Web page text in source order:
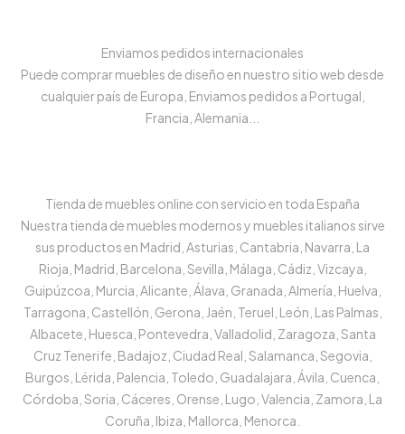
Enviamos pedidos internacionales
Puede comprar muebles de diseño en nuestro sitio web desde
cualquier país de Europa, Enviamos pedidos a Portugal,
Francia, Alemania...
Tienda de muebles online con servicio en toda España
Nuestra tienda de muebles modernos y muebles italianos sirve
sus productos en Madrid, Asturias, Cantabria, Navarra, La
Rioja, Madrid, Barcelona, Sevilla, Málaga, Cádiz, Vizcaya,
Guipúzcoa, Murcia, Alicante, Álava, Granada, Almería, Huelva,
Tarragona, Castellón, Gerona, Jaén, Teruel, León, Las Palmas,
Albacete, Huesca, Pontevedra, Valladolid, Zaragoza, Santa
Cruz Tenerife, Badajoz, Ciudad Real, Salamanca, Segovia,
Burgos, Lérida, Palencia, Toledo, Guadalajara, Ávila, Cuenca,
Córdoba, Soria, Cáceres, Orense, Lugo, Valencia, Zamora, La
Coruña, Ibiza, Mallorca, Menorca.